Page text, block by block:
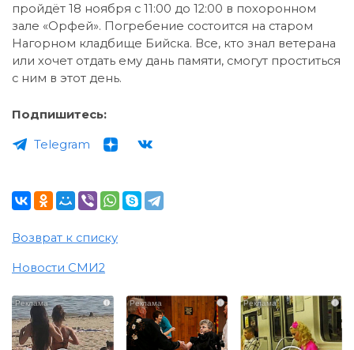
пройдёт 18 ноября с 11:00 до 12:00 в похоронном
зале «Орфей». Погребение состоится на старом
Нагорном кладбище Бийска. Все, кто знал ветерана
или хочет отдать ему дань памяти, смогут проститься
с ним в этот день.
Подпишитесь:
Telegram
Возврат к списку
Новости СМИ2
i i i